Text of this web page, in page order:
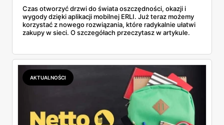
Czas otworzyć drzwi do świata oszczędności, okazji i
wygody dzięki aplikacji mobilnej ERLI. Już teraz możemy
korzystać z nowego rozwiązania, które radykalnie ułatwi
zakupy w sieci. O szczegółach przeczytasz w artykule.
AKTUALNOŚCI